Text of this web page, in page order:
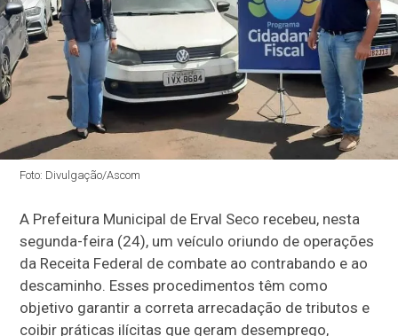
Foto: Divulgação/Ascom
A Prefeitura Municipal de Erval Seco recebeu, nesta
segunda-feira (24), um veículo oriundo de operações
da Receita Federal de combate ao contrabando e ao
descaminho. Esses procedimentos têm como
objetivo garantir a correta arrecadação de tributos e
coibir práticas ilícitas que geram desemprego,